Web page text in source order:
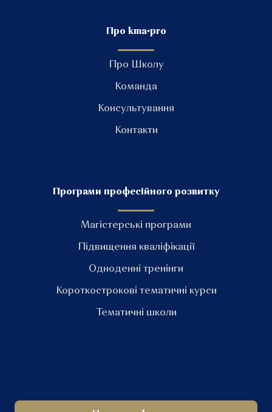
Про kma•pro
Про Школу
Команда
Консультування
Контакти
Програми професійного розвитку
Магістерські програми
Підвищення кваліфікації
Одноденні тренінги
Короткострокові тематичні курси
Тематичні школи